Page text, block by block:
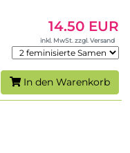
14.50 EUR
inkl. MwSt. zzgl. Versand
In den Warenkorb